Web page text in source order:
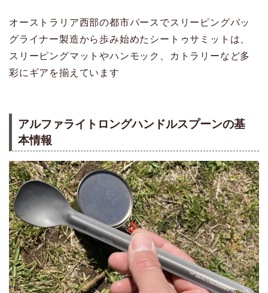
オーストラリア西部の都市パースでスリーピングバッ
グライナー製造から歩み始めたシートゥサミットは、
スリーピングマットやハンモック、カトラリーなど多
彩にギアを揃えています
アルファライトロングハンドルスプーンの基
本情報